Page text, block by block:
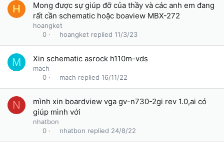
H
Mong được sự giúp đỡ của thầy và các anh em đang
rất cần schematic hoặc boaview MBX-272
hoangket
0
11/3/23
hoangket
M Xin schematic asrock h110m-vds
mach
0
16/11/22
mach
N
mình xin boardview vga gv-n730-2gi rev 1.0,ai có
giúp mình với
nhatbon
0
24/8/22
nhatbon